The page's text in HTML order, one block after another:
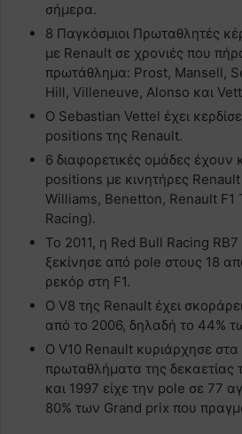
σήμερα.
8 Παγκόσμιοι Πρωταθλητές
με Renault σε χρονιές που
πρωτάθλημα: Prost, Mansell,
Hill, Villeneuve, Alonso και
Ο Sebastian Vettel έχει
positions της Renault.
6 διαφορετικές ομάδες έχουν
positions με κινητήρες
Williams, Benetton, Renault F1
Racing).
Το 2011, η Red Bull Racing
ξεκίνησε από pole στους 18
ρεκόρ στη F1.
O V8 της Renault έχει
από το 2006, δηλαδή το 44%
Ο V10 Renault κυριάρχησε στα
πρωταθλήματα της δεκαετίας
και 1997 είχε την pole σε 77
80% των Grand prix που